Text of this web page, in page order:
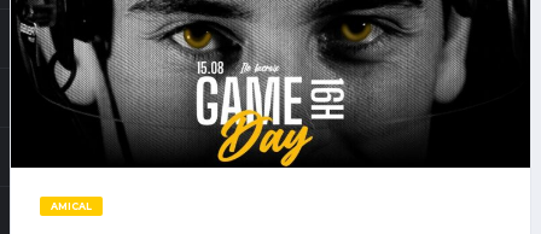
AMICAL